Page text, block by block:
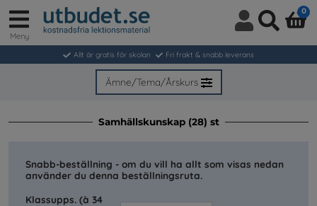
in
/
Meny
0
Allt är gratis för skolan Fri frakt & snabb leverans
Ämne/Tema/Årskurs
Samhällskunskap (28) st
Snabb-beställning - om du vill ha allt som visas nedan
använder du denna beställningsruta.
Klassupps. (à 34